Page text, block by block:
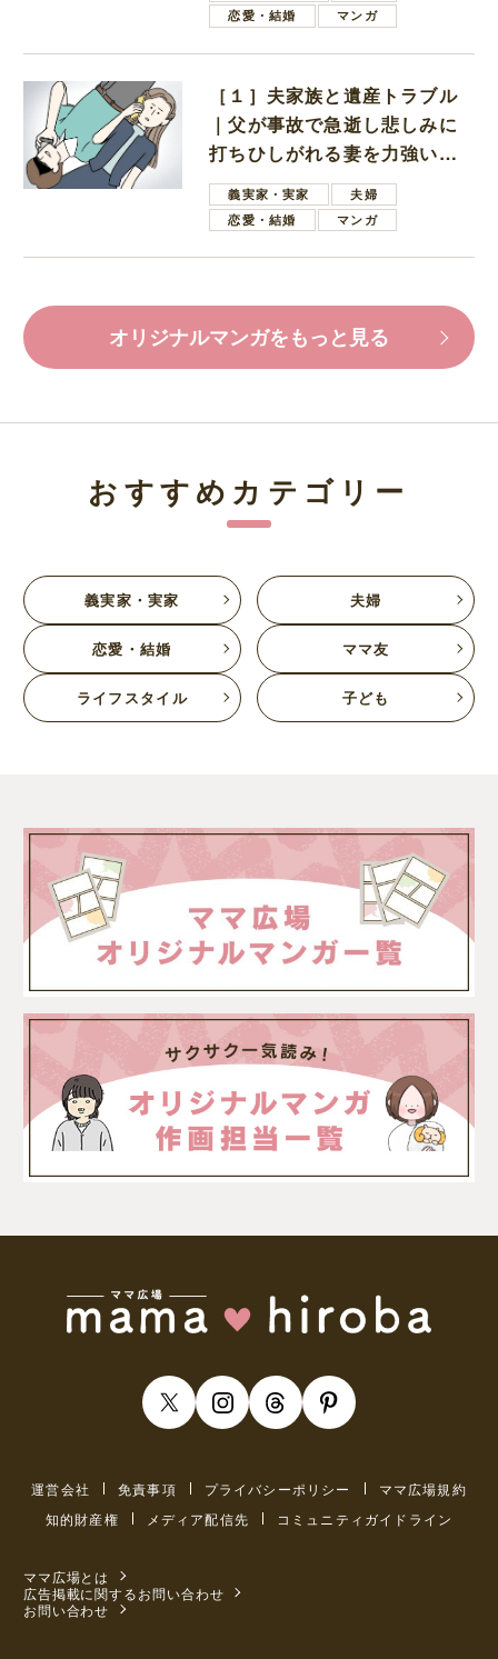
恋愛・結婚
マンガ
［１］夫家族と遺産トラブル
｜父が事故で急逝し悲しみに
打ちひしがれる妻を力強い言
葉で励ます夫
義実家・実家
夫婦
恋愛・結婚
マンガ
オリジナルマンガをもっと見る
おすすめカテゴリー
義実家・実家 夫婦
恋愛・結婚 ママ友
ライフスタイル 子ども
運営会社 免責事項 プライバシーポリシー
ママ広場規約
知的財産権
メディア配信先 コミュニティガイドライン
ママ広場とは
広告掲載に関するお問い合わせ
お問い合わせ